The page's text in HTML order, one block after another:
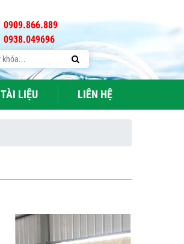
0909.866.889
0938.049696
TÀI LIỆU LIÊN HỆ